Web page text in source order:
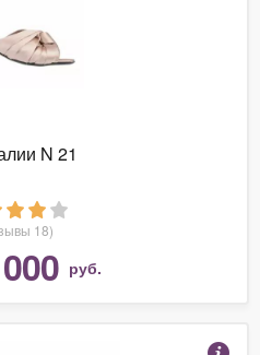
N 21
18)
руб.